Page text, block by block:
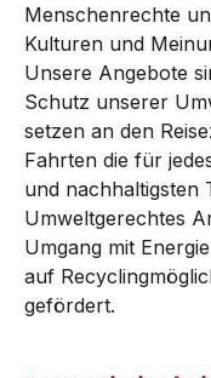
Menschenrechte
Kulturen und
Unsere Angebote
Schutz unserer
setzen an den
Fahrten die für
und nachhaltigsten
Umweltgerechtes
Umgang mit
auf
gefördert.